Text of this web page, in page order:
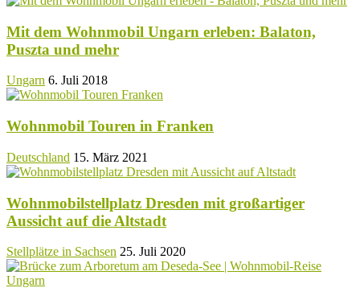
Mit dem Wohnmobil Ungarn erleben: Balaton,
Puszta und mehr
Ungarn 6. Juli 2018
Wohnmobil Touren in Franken
Deutschland 15. März 2021
Wohnmobilstellplatz Dresden mit großartiger
Aussicht auf die Altstadt
Stellplätze in Sachsen 25. Juli 2020